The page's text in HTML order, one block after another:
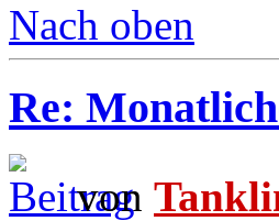
Nach oben
Re:
von